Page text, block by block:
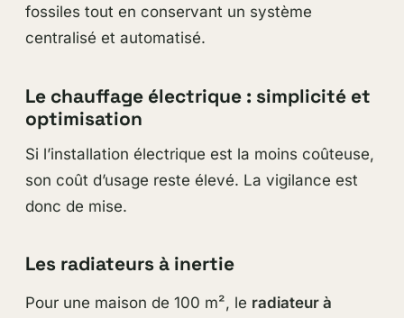
fossiles tout en conservant un système
centralisé et automatisé.
Le chauffage électrique : simplicité et
optimisation
Si l’installation électrique est la moins coûteuse,
son coût d’usage reste élevé. La vigilance est
donc de mise.
Les radiateurs à inertie
Pour une maison de 100 m², le radiateur à